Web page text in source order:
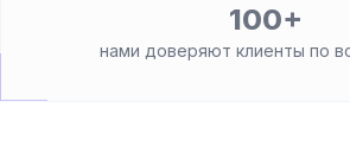
100+
нами доверяют клиенты по